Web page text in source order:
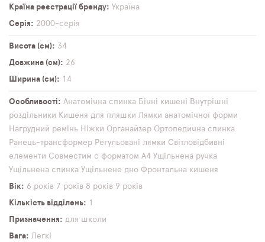
Країна реєстрації бренду
Україна
Серія
2000-серія
Висота (см)
34
Довжина (см)
26
Ширина (см)
14
Особливості Анатомічна спинка Бічні кишені Внутрішні
роздільники Кишеня для пляшки Лямки анатомічної форми
Нагрудний ремінь Ніжки Органайзер Ортопедична спинка
Ранець-трансформер Регульовані лямки Світловідбивні
елементи Совместим с форматом А4 Ущільнена ручка
Ущільнена спинка Ущільнене дно Фронтальна кишеня
Вік
6 років 7 років 8 років 9 років
Кількість відділень
1
Призначення
для школи
Вага
Легкі